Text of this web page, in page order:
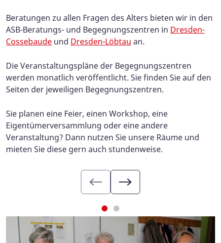
Beratungen zu allen Fragen des Alters bieten wir in den
ASB-Beratungs- und Begegnungszentren in Dresden-
Cossebaude und Dresden-Löbtau an.
Die Veranstaltungspläne der Begegnungszentren
werden monatlich veröffentlicht. Sie finden Sie auf den
Seiten der jeweiligen Begegnungszentren.
Sie planen eine Feier, einen Workshop, eine
Eigentümerversammlung oder eine andere
Veranstaltung? Dann nutzen Sie unsere Räume und
mieten Sie diese gern auch stundenweise.